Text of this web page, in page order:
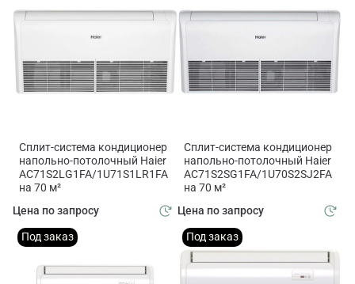
Сплит-система кондиционер
напольно-потолочный Haier
AC71S2LG1FA/1U71S1LR1FA
на 70 м²
Цена по запросу
Сплит-система кондиционер
напольно-потолочный Haier
AC71S2SG1FA/1U70S2SJ2FA
на 70 м²
Цена по запросу
Под заказ Под заказ